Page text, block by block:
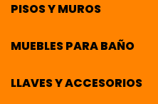
PISOS Y MUROS
MUEBLES PARA BAÑO
LLAVES Y ACCESORIOS